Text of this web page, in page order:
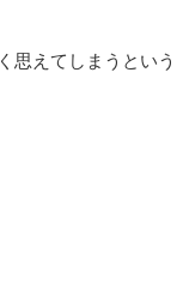
思えてしまうという